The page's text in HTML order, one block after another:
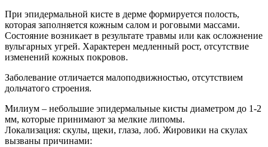
При эпидермальной кисте в дерме формируется полость,
которая заполняется кожным салом и роговыми массами.
Состояние возникает в результате травмы или как осложнение
вульгарных угрей. Характерен медленный рост, отсутствие
изменений кожных покровов.
Заболевание отличается малоподвижностью, отсутствием
дольчатого строения.
Милиум – небольшие эпидермальные кисты диаметром до 1-2
мм, которые принимают за мелкие липомы.
Локализация: скулы, щеки, глаза, лоб. Жировики на скулах
вызваны причинами: